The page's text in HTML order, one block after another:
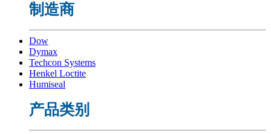
制造商
Dow
Dymax
Techcon Systems
Henkel Loctite
Humiseal
产品类别